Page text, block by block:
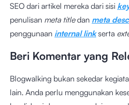
SEO dari artikel mereka dari sisi
penulisan meta titledan meta
penggunaan internal linkserta
Beri Komentar yang
Blogwalking bukan sekedar
lain. Anda perlu menggunakan